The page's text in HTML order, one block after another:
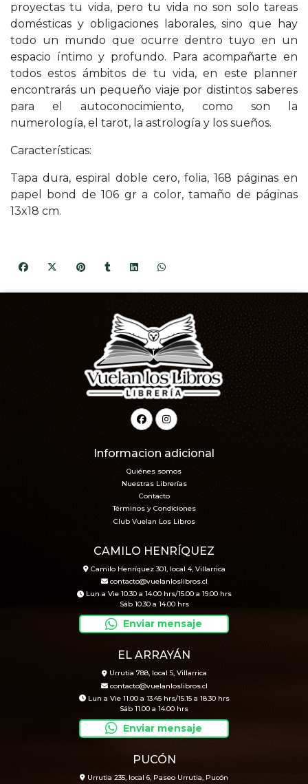
proyectas tu vida, pero tu vida no son solo tareas
domésticas y obligaciones laborales, sino que hay
todo un mundo que ocurre dentro tuyo en un
espacio íntimo y profundo. Para acompañarte en
todos estos ámbitos de tu vida, en este planner
encontrarás un pequeño viaje por distintos saberes
para el autoconocimiento, como son la
numerología, el tarot, la astrología y los sueños.
Características:
Tapa dura, espiral doble cero, folia, 168 páginas en
papel bond de 106 gr a color, tamaño de páginas
13x18 cm.
Informacion adicional
Quiénes somos
Nuestras Librerías
Contacto
Términos y Condiciones
Club Vuelan Los Libros
CAMILO HENRÍQUEZ
Camilo Henríquez 301, local 4, Villarrica
contacto@vuelanloslibros.cl
Lun a Vie 10.30 a 14.00 hrs/15.00 a 19.00 hrs
Sáb 10.30 a 14.00 hrs
Enviar mensaje
EL ARRAYÁN
Urrutia 788, local 5, Villarrica
contacto@vuelanloslibros.cl
Lun a Vie 11.00 a 13.45 hrs/15.15 a 18.30 hrs
Sáb 11.00 a 14.00 hrs
Enviar mensaje
PUCÓN
Urrutia 235, local 6, Paseo Urrutia, Pucón